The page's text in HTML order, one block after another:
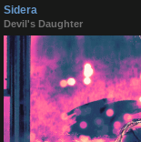
Sidera
Devil's Daughter